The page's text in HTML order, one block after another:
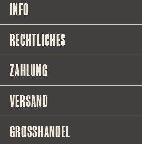
INFO
RECHTLICHES
ZAHLUNG
VERSAND
GROSSHANDEL